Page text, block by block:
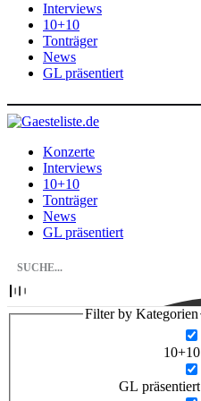
Interviews
10+10
Tonträger
News
GL präsentiert
Konzerte
Interviews
10+10
Tonträger
News
GL präsentiert
Filter by Kategorien
10+10
GL präsentiert